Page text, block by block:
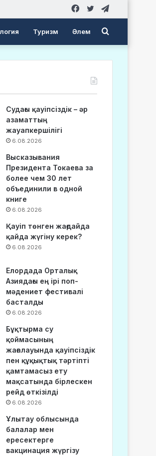
Twitter
Facebook
Туризм Әлем Search
for
Судағы қауіпсіздік – әр
азаматтың
жауапкершілігі
6.08.2026
Высказывания
Президента Токаева за
более чем 30 лет
объединили в одной
книге
6.08.2026
Қауіп төнген жағдайда
қайда жүгіну керек?
6.08.2026
Елордада Орталық
Азиядағы ең ірі поп-
мәдениет фестивалі
басталды
6.08.2026
Бұқтырма су
қоймасының
жағалауында қауіпсіздік
пен құқықтық тәртіпті
қамтамасыз ету
мақсатында бірлескен
рейд өткізілді
6.08.2026
Ұлытау облысында
балалар мен
ересектерге
вакцинация жүргізу